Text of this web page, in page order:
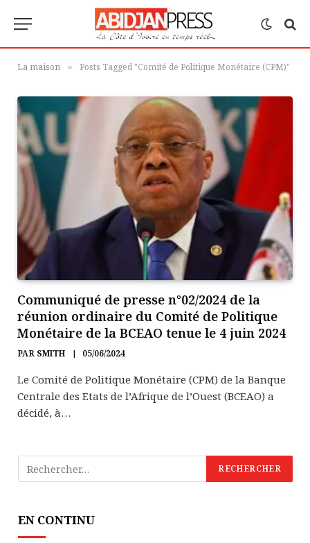
La maison » Posts Tagged "Comité de Politique Monétaire (CPM)"
Communiqué de presse n°02/2024 de la
réunion ordinaire du Comité de Politique
Monétaire de la BCEAO tenue le 4 juin 2024
PAR SMITH 05/06/2024
Le Comité de Politique Monétaire (CPM) de la Banque
Centrale des Etats de l’Afrique de l’Ouest (BCEAO) a
décidé, à…
EN CONTINU